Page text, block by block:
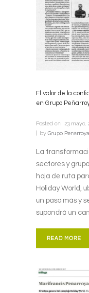
El valor de la
en Grupo
Posted on 23 mayo,
by Grupo Penarroya
La
sectores y
hoja de ruta
Holiday World,
un paso más y
supondrá un
READ MORE